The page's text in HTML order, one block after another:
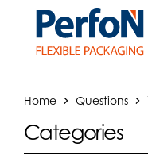
Home Questions
Categories